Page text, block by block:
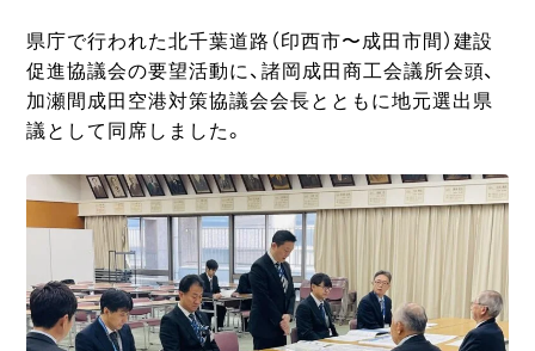
県庁で行われた北千葉道路（印西市〜成田市間）建設
促進協議会の要望活動に、諸岡成田商工会議所会頭、
加瀬間成田空港対策協議会会長とともに地元選出県
議として同席しました。